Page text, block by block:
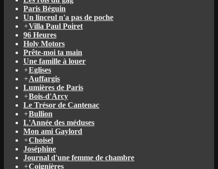
Paris Béguin
Un linceul n'a pas de poche
+Villa Paul Poiret
96 Heures
Holy Motors
Prête-moi ta main
Une famille à louer
+Eglises
+Auffargis
Lumières de Paris
+Bois-d'Arcy
Le Trésor de Cantenac
+Bullion
L'Année des méduses
Mon ami Gaylord
+Choisel
Joséphine
Journal d'une femme de chambre
+Coignières